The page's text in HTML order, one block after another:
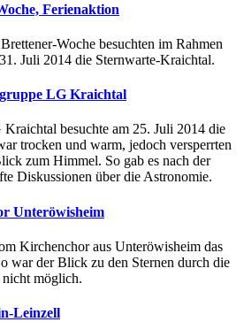
Ferienaktion
Woche besuchten im Rahmen
Juli 2014 die Sternwarte-Kraichtal.
LG Kraichtal
besuchte am 25. Juli 2014 die
trocken und warm, jedoch versperrten
zum Himmel. So gab es nach der
Diskussionen über die Astronomie.
Unteröwisheim
Kirchenchor aus Unteröwisheim das
war der Blick zu den Sternen durch die
nicht möglich.
Leinzell